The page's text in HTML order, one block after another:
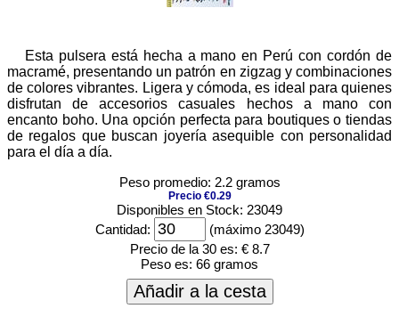
Esta pulsera está hecha a mano en Perú con cordón de
macramé, presentando un patrón en zigzag y combinaciones
de colores vibrantes. Ligera y cómoda, es ideal para quienes
disfrutan de accesorios casuales hechos a mano con
encanto boho. Una opción perfecta para boutiques o tiendas
de regalos que buscan joyería asequible con personalidad
para el día a día.
Peso promedio: 2.2 gramos
Precio €0.29
Disponibles en Stock: 23049
Cantidad:
(máximo 23049)
Precio de la 30 es: € 8.7
Peso es: 66 gramos
Añadir a la cesta